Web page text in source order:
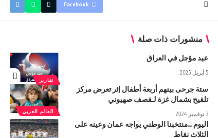
Facebook
منشورات ذات صلة
تقارير
عيد مؤجل في العراق
5 أبريل 2025
العالم العربي
ستة جرحى بينهم أربعة أطفال إثر تعرض مركز
تلقيح بشمال غزة لـقصف صهيوني
3 نوفمبر 2024
اليوم ..منتخبنا الوطني يواجه عمان وعينه على
الثلاث نقاط